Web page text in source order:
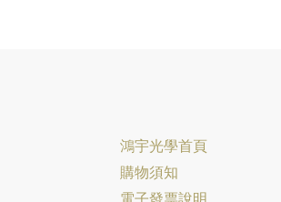
鴻宇光學首頁
購物須知